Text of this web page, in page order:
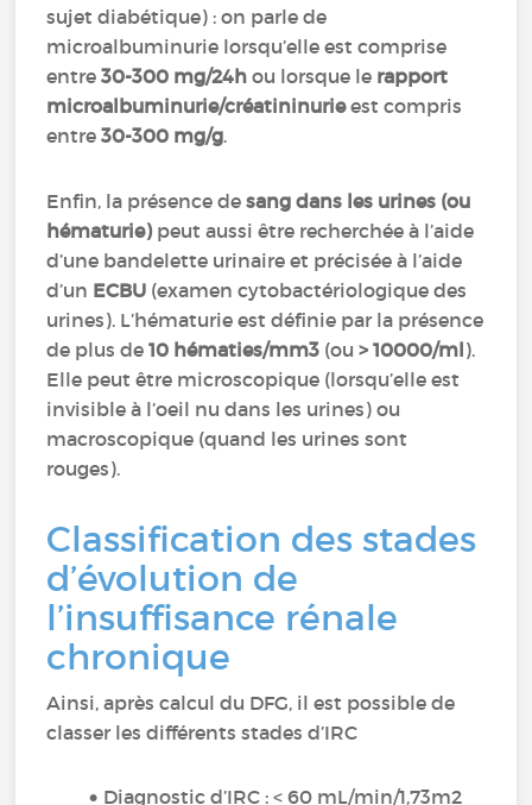
sujet diabétique) : on parle de
microalbuminurie lorsqu’elle est comprise
entre30-300 mg/24h ou lorsque le rapport
microalbuminurie/créatininurieest compris
entre30-300 mg/g.
Enfin, la présence desang dans les urines (ou
hématurie)peut aussi être recherchée à l’aide
d’une bandelette urinaire et précisée à l’aide
d’un ECBU (examen cytobactériologique des
urines). L’hématurie est définie par la présence
de plus de10 hématies/mm3 (ou> 10000/ml).
Elle peut être microscopique (lorsqu’elle est
invisible à l’oeil nu dans les urines) ou
macroscopique (quand les urines sont
rouges).
Classification des stades
d’évolution de
l’insuffisance rénale
chronique
Ainsi, après calcul du DFG, il est possible de
classer les différents stades d’IRC
Diagnostic d’IRC : < 60 mL/min/1,73m2